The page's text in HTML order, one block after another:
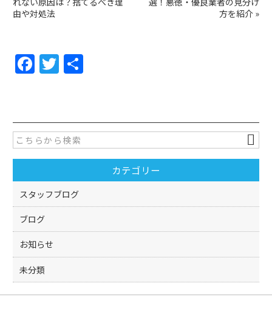
由や対処法
方を紹介 »
F
a
e
b
o
o
k
T
w
er
カテゴリー
スタッフブログ
ブログ
お知らせ
未分類